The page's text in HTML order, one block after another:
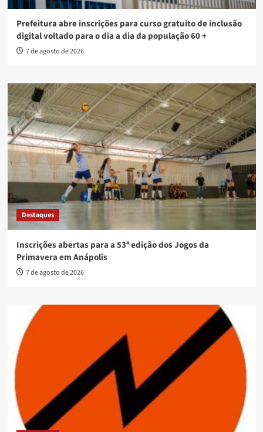
Prefeitura abre inscrições para curso gratuito de inclusão
digital voltado para o dia a dia da população 60 +
7 de agosto de 2026
Destaques
Inscrições abertas para a 53ª edição dos Jogos da
Primavera em Anápolis
7 de agosto de 2026